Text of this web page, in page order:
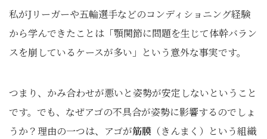
私がJリーガーや五輪選手などのコンディショニング経験
から学んできたことは「顎関節に問題を生じて体幹バラン
スを崩しているケースが多い」という意外な事実です。
つまり、かみ合わせが悪いと姿勢が安定しないということ
です。でも、なぜアゴの不具合が姿勢に影響するのでしょ
うか？理由の一つは、アゴが筋膜 （きんまく）という組織